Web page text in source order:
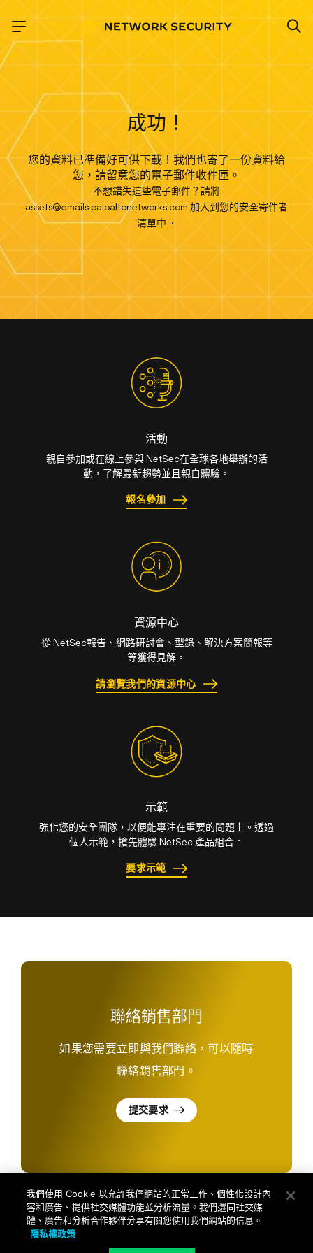
成功！
您的資料已準備好可供下載！我們也寄了一份資料給
您，請留意您的電子郵件收件匣。
不想錯失這些電子郵件？請將
assets@emails.paloaltonetworks.com 加入到您的安全寄件者
清單中。
活動
親自參加或在線上參與 NetSec在全球各地舉辦的活
動，了解最新趨勢並且親自體驗。
報名參加
資源中心
從 NetSec報告、網路研討會、型錄、解決方案簡報等
等獲得見解。
請瀏覽我們的資源中心
示範
強化您的安全團隊，以便能專注在重要的問題上。透過
個人示範，搶先體驗 NetSec 產品組合。
要求示範
聯絡銷售部門
如果您需要立即與我們聯絡，可以隨時
聯絡銷售部門。
提交要求
©2026 Palo Alto Networks, Inc.
我們使用 Cookie 以允許我們網站的正常工作、個性化設計內
容和廣告、提供社交媒體功能並分析流量。我們還同社交媒
體、廣告和分析合作夥伴分享有關您使用我們網站的信息。
隱私權政策